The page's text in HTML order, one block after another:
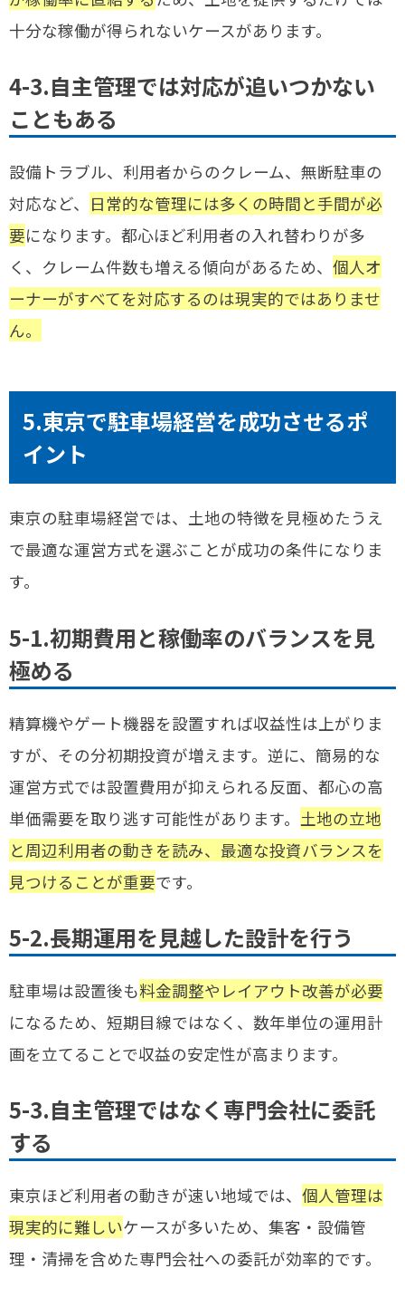
十分な稼働が得られないケースがあります。
4-3.自主管理では対応が追いつかない
こともある
設備トラブル、利用者からのクレーム、無断駐車の
対応など、 日常的な管理には多くの時間と手間が必
要になります。都心ほど利用者の入れ替わりが多
く、クレーム件数も増える傾向があるため、 個人オ
ーナーがすべてを対応するのは現実的ではありませ
ん。
5.東京で駐車場経営を成功させるポ
イント
東京の駐車場経営では、土地の特徴を見極めたうえ
で最適な運営方式を選ぶことが成功の条件になりま
す。
5-1.初期費用と稼働率のバランスを見
極める
精算機やゲート機器を設置すれば収益性は上がりま
すが、その分初期投資が増えます。逆に、簡易的な
運営方式では設置費用が抑えられる反面、都心の高
単価需要を取り逃す可能性があります。 土地の立地
と周辺利用者の動きを読み、最適な投資バランスを
見つけることが重要です。
5-2.長期運用を見越した設計を行う
駐車場は設置後も料金調整やレイアウト改善が必要
になるため、短期目線ではなく、数年単位の運用計
画を立てることで収益の安定性が高まります。
5-3.自主管理ではなく専門会社に委託
する
東京ほど利用者の動きが速い地域では、 個人管理は
現実的に難しいケースが多いため、集客・設備管
理・清掃を含めた専門会社への委託が効率的です。